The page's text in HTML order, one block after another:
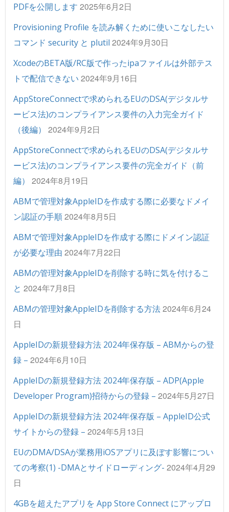
PDFを公開します 2025年6月2日
Provisioning Profile を読み解くために使いこなしたい
コマンド security と plutil 2024年9月30日
XcodeのBETA版/RC版で作ったipaファイルは外部テス
トで配信できない 2024年9月16日
AppStoreConnectで求められるEUのDSA(デジタルサ
ービス法)のコンプライアンス要件の入力完全ガイド
（後編）
2024年9月2日
AppStoreConnectで求められるEUのDSA(デジタルサ
ービス法)のコンプライアンス要件の完全ガイド（前
編）
2024年8月19日
ABMで管理対象AppleIDを作成する際に必要なドメイ
ン認証の手順2024年8月5日
ABMで管理対象AppleIDを作成する際にドメイン認証
が必要な理由 2024年7月22日
ABMの管理対象AppleIDを削除する時に気を付けるこ
と 2024年7月8日
ABMの管理対象AppleIDを削除する方法2024年6月24
日
AppleIDの新規登録方法 2024年保存版 – ABMからの登
録 – 2024年6月10日
AppleIDの新規登録方法 2024年保存版 – ADP(Apple
Developer Program)招待からの登録 – 2024年5月27日
AppleIDの新規登録方法 2024年保存版 – AppleID公式
サイトからの登録 – 2024年5月13日
EUのDMA/DSAが業務用iOSアプリに及ぼす影響につい
ての考察(1) -DMAとサイドローディング- 2024年4月29
日
4GBを超えたアプリを App Store Connect にアップロ